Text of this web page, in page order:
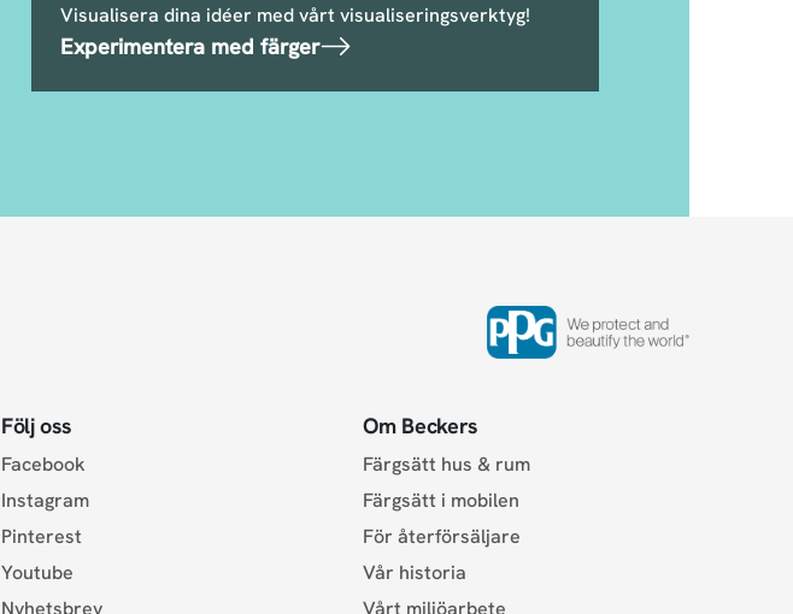
Visualisera dina idéer med vårt visualiseringsverktyg!
Experimentera med färger
Följ oss
Facebook
Instagram
Pinterest
Youtube
Nyhetsbrev
Om Beckers
Färgsätt hus & rum
Färgsätt i mobilen
För återförsäljare
Vår historia
Vårt miljöarbete